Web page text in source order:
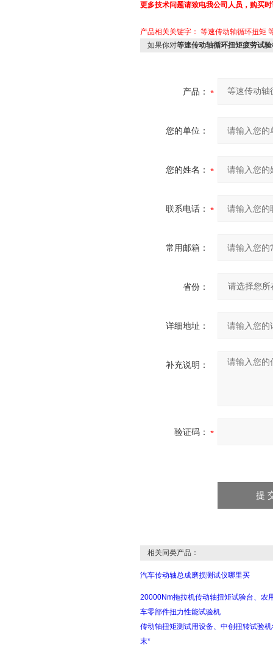
更多技术问题请致电我公司人员，购买
产品相关关键字： 等速传动轴循环扭矩
如果你对等速传动轴循环扭矩疲劳试
产品：
您的单位：
您的姓名：
联系电话：
常用邮箱：
省份：
详细地址：
补充说明：
验证码：
相关同类产品：
汽车传动轴总成磨损测试仪哪里买
20000Nm拖拉机传动轴扭矩试验台、农
车零部件扭力性能试验机
传动轴扭矩测试用设备、中创扭转试验
末*